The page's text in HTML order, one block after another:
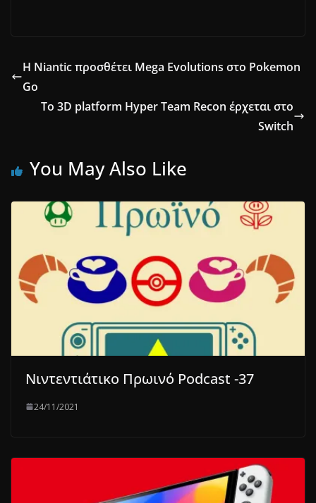
H Niantic προσθέτει Mega Evolutions στο Pokemon
Go
Το 3D platform Hyper Team Recon έρχεται στο
Switch
You May Also Like
Νιντεντιάτικο Πρωινό Podcast -37
24/11/2021